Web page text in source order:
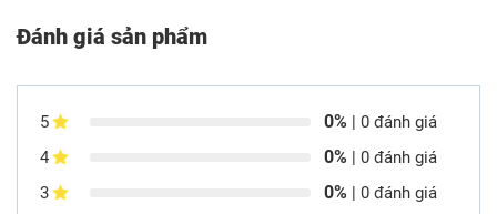
Đánh giá sản phẩm
5 0% | 0 đánh giá
4
0% | 0 đánh giá
3
0% | 0 đánh giá